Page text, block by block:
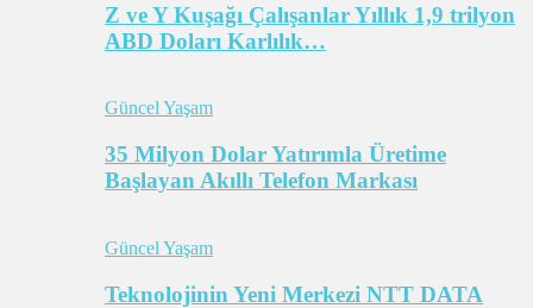
Z ve Y Kuşağı Çalışanlar Yıllık 1,9 trilyon
ABD Doları Karlılık…
Güncel Yaşam
35 Milyon Dolar Yatırımla Üretime
Başlayan Akıllı Telefon Markası
Güncel Yaşam
Teknolojinin Yeni Merkezi NTT DATA